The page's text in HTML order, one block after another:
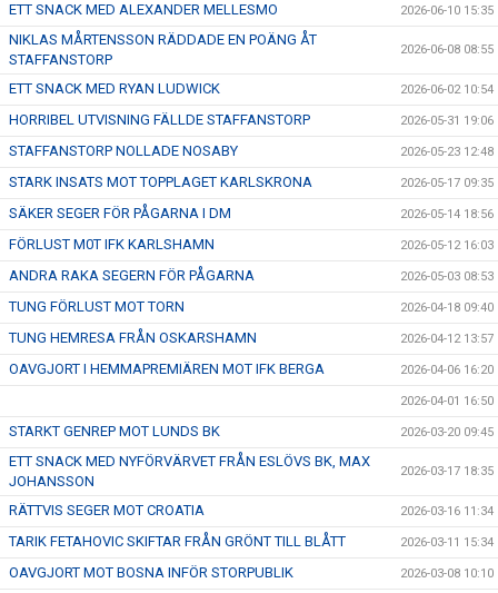
ETT SNACK MED ALEXANDER MELLESMO 2026-06-10 15:35
NIKLAS MÅRTENSSON RÄDDADE EN POÄNG ÅT
STAFFANSTORP
2026-06-08 08:55
ETT SNACK MED RYAN LUDWICK 2026-06-02 10:54
HORRIBEL UTVISNING FÄLLDE STAFFANSTORP 2026-05-31 19:06
STAFFANSTORP NOLLADE NOSABY 2026-05-23 12:48
STARK INSATS MOT TOPPLAGET KARLSKRONA 2026-05-17 09:35
SÄKER SEGER FÖR PÅGARNA I DM 2026-05-14 18:56
FÖRLUST M0T IFK KARLSHAMN 2026-05-12 16:03
ANDRA RAKA SEGERN FÖR PÅGARNA 2026-05-03 08:53
TUNG FÖRLUST MOT TORN 2026-04-18 09:40
TUNG HEMRESA FRÅN OSKARSHAMN 2026-04-12 13:57
OAVGJORT I HEMMAPREMIÄREN MOT IFK BERGA 2026-04-06 16:20
2026-04-01 16:50
STARKT GENREP MOT LUNDS BK 2026-03-20 09:45
ETT SNACK MED NYFÖRVÄRVET FRÅN ESLÖVS BK, MAX
JOHANSSON
2026-03-17 18:35
RÄTTVIS SEGER MOT CROATIA 2026-03-16 11:34
TARIK FETAHOVIC SKIFTAR FRÅN GRÖNT TILL BLÅTT 2026-03-11 15:34
OAVGJORT MOT BOSNA INFÖR STORPUBLIK 2026-03-08 10:10